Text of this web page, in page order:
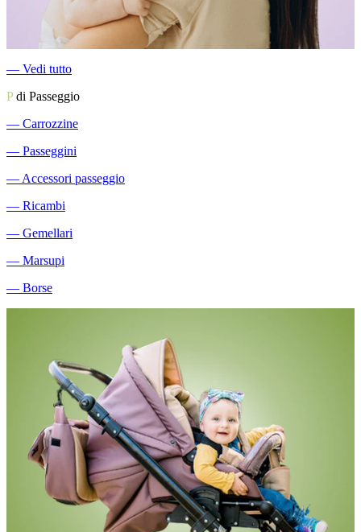
― Vedi tutto
Pdi Passeggio
― Carrozzine
― Passeggini
― Accessori passeggio
― Ricambi
― Gemellari
― Marsupi
― Borse